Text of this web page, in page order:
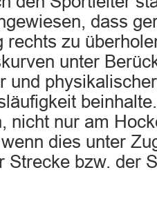
dass
rechts zu
unter
und
nicht nur am
dies unter
Strecke bzw. der